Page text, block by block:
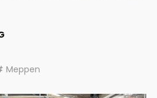
Meppen